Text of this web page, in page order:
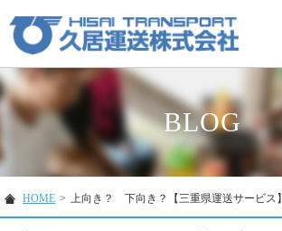
BLOG
HOME > 上向き？ 下向き？【三重県運送サービス】